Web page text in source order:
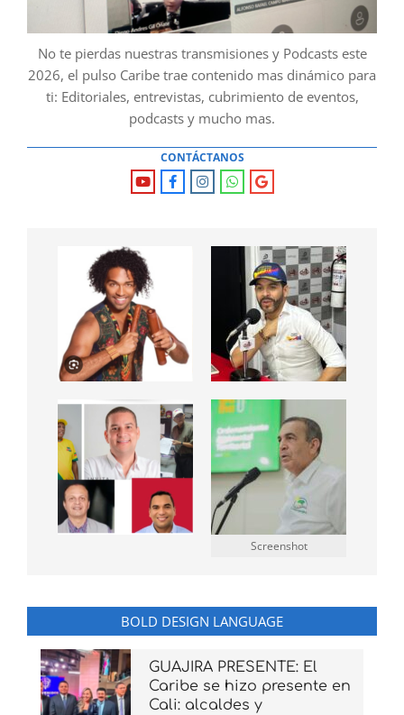
No te pierdas nuestras transmisiones y Podcasts este
2026, el pulso Caribe trae contenido mas dinámico para
ti: Editoriales, entrevistas, cubrimiento de eventos,
podcasts y mucho mas.
CONTÁCTANOS
Screenshot
BOLD DESIGN LANGUAGE
GUAJIRA PRESENTE: El
Caribe se hizo presente en
Cali: alcaldes y